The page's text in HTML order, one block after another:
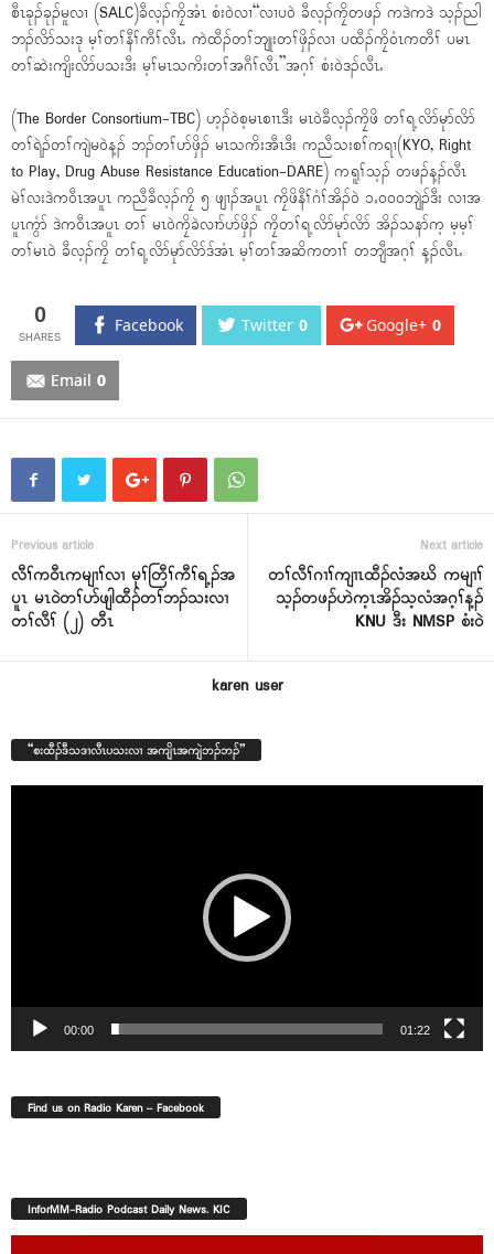
စီၤခုၣ်ခုၣ်မူလၢ (SALC)ခီလ့ၣ်ကၠိအံၤ စံး၀ဲလၢ“လၢပ၀ဲ ခီလ့ၣ်ကၠိတဖၣ် ကဒဲကဒဲ သ့ၣ်ညါ
ဘၣ်လိာ်သးဒု မ့ၢ်တၢ်နီၢ်ကီၢ်လီၤႉ ကဲထီၣ်တၢ်ဘျုးတၢ်ဖှိၣ်လၢ ပထီၣ်ကၠိ၀ံၤကတီၢ် ပမၤ
တၢ်ဆဲးကျိးလိာ်ပသးဒီး မ့ၢ်မၤသကိးတၢ်အဂီၢ်လီၤ”အဂ့ၢ် စံး၀ဲဒၣ်လီၤႉ
(The Border Consortium-TBC) ဟ့ၣ်၀ဲစ့မၤစၢၤဒီး မၤ၀ဲခီလ့ၣ်ကၠိဖိ တၢ်ရ့လိာ်မုာ်လိာ်
တၢ်ရဲၣ်တၢ်ကျဲမ၀ဲန့ၣ် ဘၣ်တၢ်ပာ်ဖှိၣ် မၤသကိးအီၤဒီး ကညီသးစၢ်ကရၢ(KYO, Right
to Play, Drug Abuse Resistance Education-DARE) ကရူၢ်သ့ၣ် တဖၣ်န့ၣ်လီၤ
မဲၢ်လးဒဲက၀ီၤအပူၤ ကညီခီလ့ၣ်ကၠိ ၅ ဖျၢၣ်အပူၤ ကၠိဖိနီၢ်ဂံၢ်အိၣ်၀ဲ ၁ႇ၀၀၀ဘျဲၣ်ဒီး လၢအ
ပူၤကွံာ် ဒဲက၀ီၤအပူၤ တၢ် မၤ၀ဲကၠိခဲလၢာ်ပာ်ဖှိၣ် ကၠိတၢ်ရ့လိာ်မုာ်လိာ် အိၣ်သနာ်က့ မ့မ့ၢ်
တၢ်မၤ၀ဲ ခီလ့ၣ်ကၠိ တၢ်ရ့လိာ်မုာ်လိာ်ဒ်အံၤ မ့ၢ်တၢ်အဆိကတၢၢ် တဘျီအဂ့ၢ် န့ၣ်လီၤႉ
0 Facebook Twitter 0 Google+ 0
Email 0
Previous article
လီၢ်က၀ီၤကမျၢၢ်လၢ မုၢ်တြီၢ်ကီၢ်ရ့ၣ်အ
ပူၤ မၤ၀ဲတၢ်ပာ်ဖျါထီၣ်တၢ်ဘၣ်သးလၢ
တၢ်လီၢ် (၂) တီၤ
Next article
တၢ်လီၢ်ဂၢၢ်ကျၢၤထီၣ်လံအဃိ ကမျၢၢ်
သ့ၣ်တဖၣ်ဟဲက့ၤအိၣ်သ့လံအဂ့ၢ်န့ၣ်
KNU ဒီး NMSP စံး၀ဲ
karen user
“စးထီၣ်ဒီသဒၢလီၤပသးလၢ အကျိၤအကျဲဘၣ်ဘၣ်”
00:00 01:22
Find us on Radio Karen – Facebook
InforMM-Radio Podcast Daily News. KIC